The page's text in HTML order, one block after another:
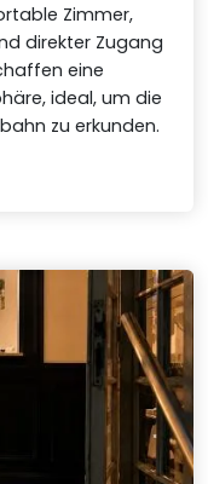
Zimmer,
direkter Zugang
eine
ideal, um die
zu erkunden.